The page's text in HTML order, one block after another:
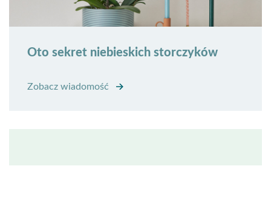
Oto sekret niebieskich storczyków
Zobacz wiadomość